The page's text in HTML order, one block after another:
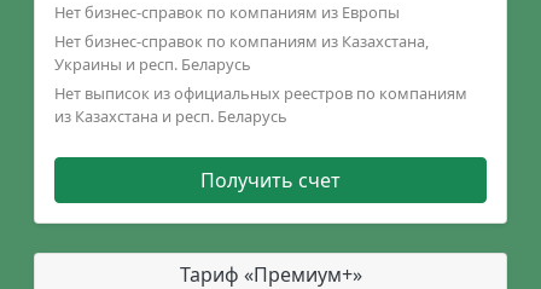
Нет бизнес-справок по компаниям из Европы
Нет бизнес-справок по компаниям из Казахстана,
Украины и респ. Беларусь
Нет выписок из официальных реестров по компаниям
из Казахстана и респ. Беларусь
Получить счет
Тариф «Премиум+»